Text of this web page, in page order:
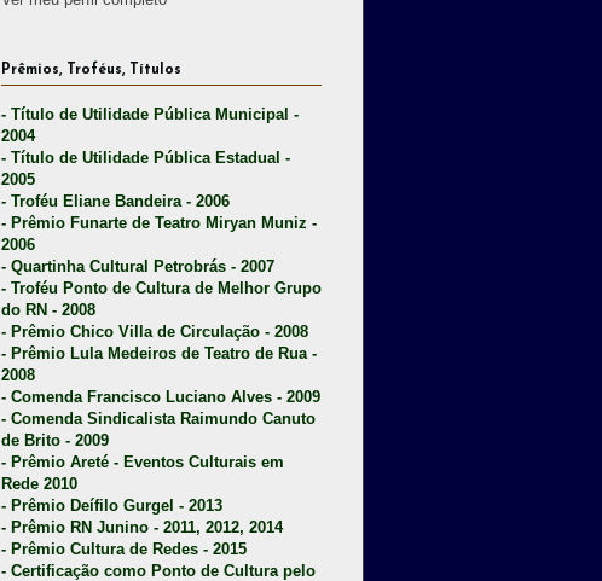
Prêmios, Troféus, Títulos
- Título de Utilidade Pública Municipal -
2004
- Título de Utilidade Pública Estadual -
2005
- Troféu Eliane Bandeira - 2006
- Prêmio Funarte de Teatro Miryan Muniz -
2006
- Quartinha Cultural Petrobrás - 2007
- Troféu Ponto de Cultura de Melhor Grupo
do RN - 2008
- Prêmio Chico Villa de Circulação - 2008
- Prêmio Lula Medeiros de Teatro de Rua -
2008
- Comenda Francisco Luciano Alves - 2009
- Comenda Sindicalista Raimundo Canuto
de Brito - 2009
- Prêmio Areté - Eventos Culturais em
Rede 2010
- Prêmio Deífilo Gurgel - 2013
- Prêmio RN Junino - 2011, 2012, 2014
- Prêmio Cultura de Redes - 2015
- Certificação como Ponto de Cultura pelo